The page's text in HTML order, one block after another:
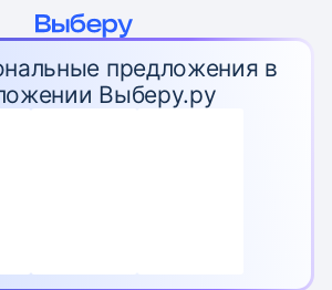
предложения в
Выберу.ру